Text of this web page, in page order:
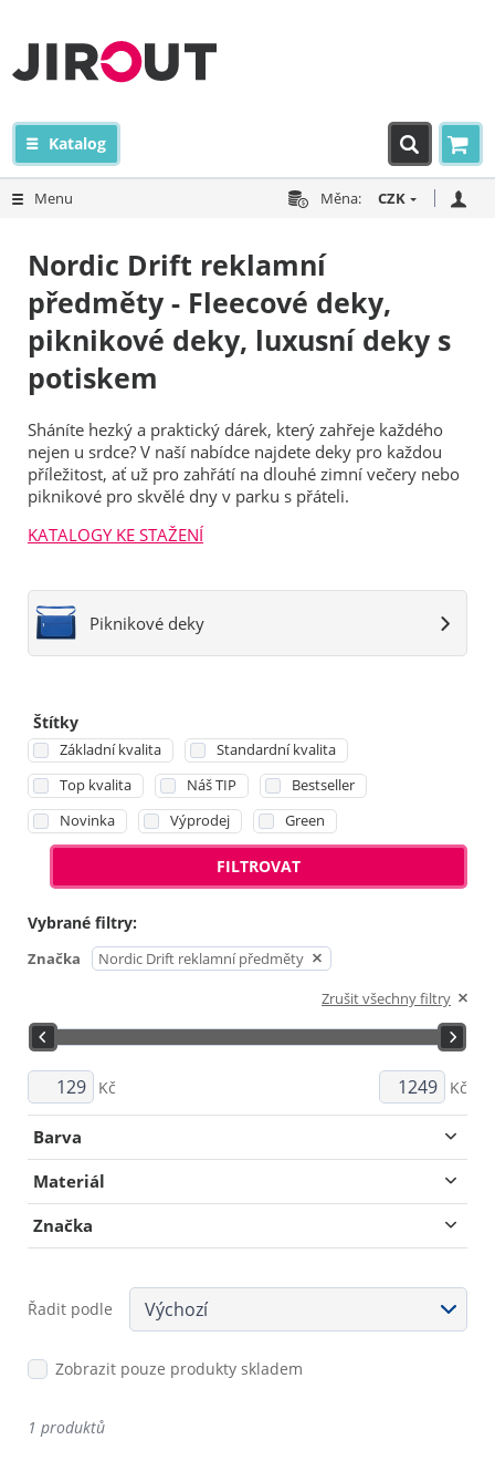
Katalog
Menu Měna: CZK
Nordic Drift reklamní
předměty - Fleecové deky,
piknikové deky, luxusní deky s
potiskem
Sháníte hezký a praktický dárek, který zahřeje každého
nejen u srdce? V naší nabídce najdete deky pro každou
příležitost, ať už pro zahřátí na dlouhé zimní večery nebo
piknikové pro skvělé dny v parku s přáteli.
KATALOGY KE STAŽENÍ
Piknikové deky
Kč Kč
Barva
Materiál
Značka
Štítky
Základní kvalita
Standardní kvalita
Top kvalita
Náš TIP
Bestseller
Novinka
Výprodej Green
FILTROVAT
Vybrané filtry:
Značka
Nordic Drift reklamní předměty
Zrušit všechny filtry
Řadit podle
Zobrazit pouze produkty skladem
1 produktů